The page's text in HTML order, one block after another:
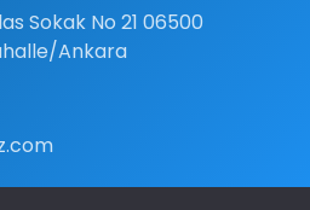
Sokak No 21 06500
Ankara